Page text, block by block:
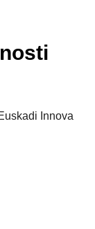
Innova